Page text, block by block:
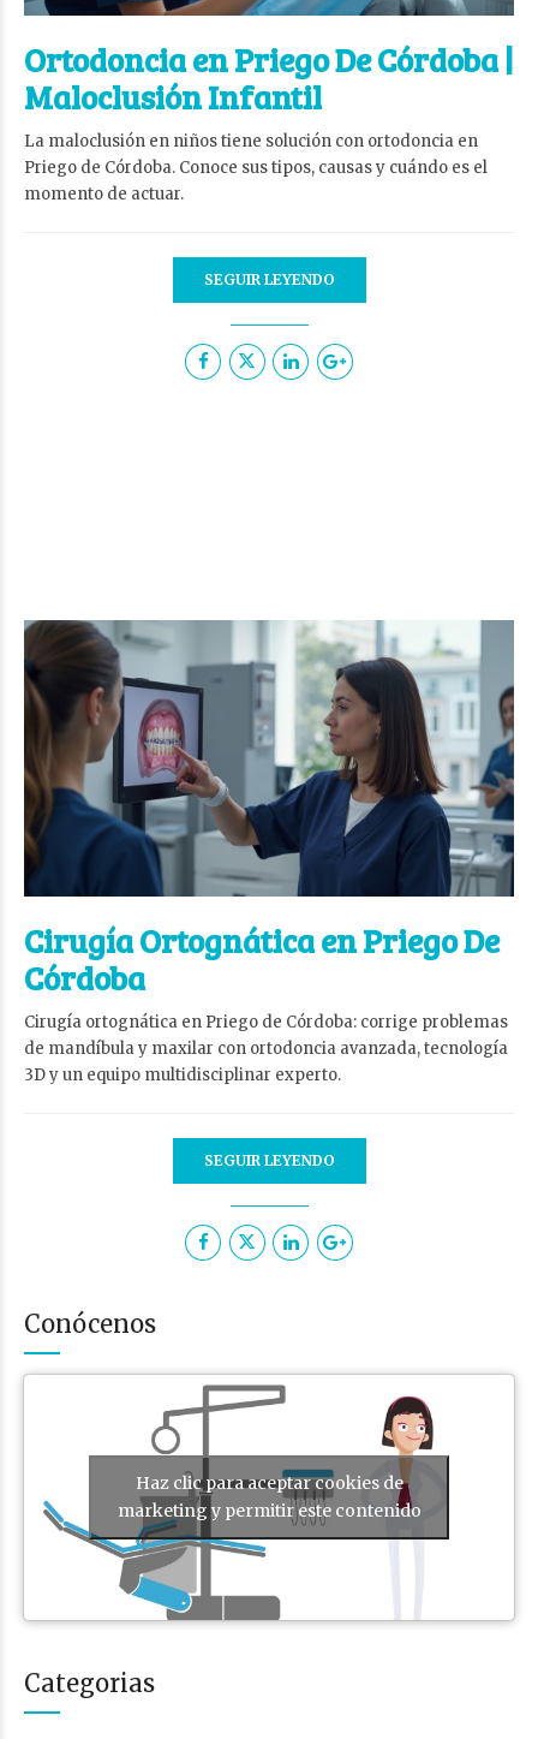
Ortodoncia en Priego De Córdoba |
Maloclusión Infantil
La maloclusión en niños tiene solución con ortodoncia en
Priego de Córdoba. Conoce sus tipos, causas y cuándo es el
momento de actuar.
SEGUIR LEYENDO
Cirugía Ortognática en Priego De
Córdoba
Cirugía ortognática en Priego de Córdoba: corrige problemas
de mandíbula y maxilar con ortodoncia avanzada, tecnología
3D y un equipo multidisciplinar experto.
SEGUIR LEYENDO
Conócenos
Haz clic para aceptar cookies de
marketing y permitir este contenido
Categorias